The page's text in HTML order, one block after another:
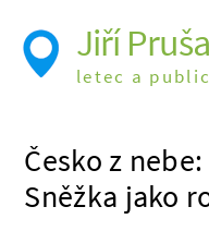
Česko z
Sněžka jako
Jiří Pruša
letec a